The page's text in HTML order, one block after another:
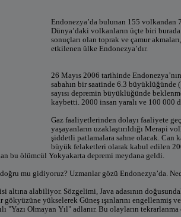
Endonezya’da bulunan 155 volkandan
Dünya’daki volkanların üçte biri
sonuçları olan toprak ve çamur
etkilenen ülke Endonezya’dır.
26 Mayıs 2006 tarihinde
sabahın bir saatinde 6.3 büyüklüğünde
sayısı depremin büyüklüğünde
kaybetti. 2000 insan yaralı ve 100 000
Gaz faaliyetlerinden dolayı faaliyete
yaşayanların uzaklaştırıldığı Merapi
şiddetli patlamalara sahne olacak. Can
büyük felaketleri olarak kabul edilen
bu ölümcül Yokyakarta depremi meydana geldi.
mu gidiyoruz? Uzmanlar gözü Endonezya’da.
altına alabiliyor. Sözgelimi, Java adasının
yükselerek Güneş ışınlarını engellenmiş
"Yazı Olmayan Yıl" adlanır. Bu olayların